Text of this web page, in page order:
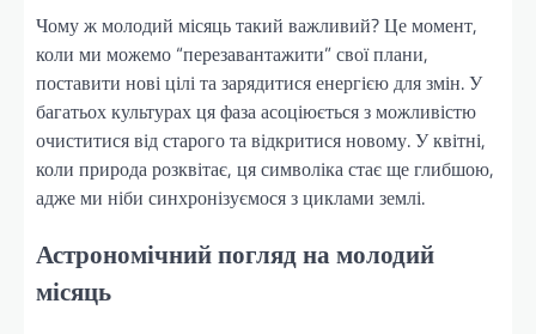
Чому ж молодий місяць такий важливий? Це момент,
коли ми можемо “перезавантажити” свої плани,
поставити нові цілі та зарядитися енергією для змін. У
багатьох культурах ця фаза асоціюється з можливістю
очиститися від старого та відкритися новому. У квітні,
коли природа розквітає, ця символіка стає ще глибшою,
адже ми ніби синхронізуємося з циклами землі.
Астрономічний погляд на молодий
місяць